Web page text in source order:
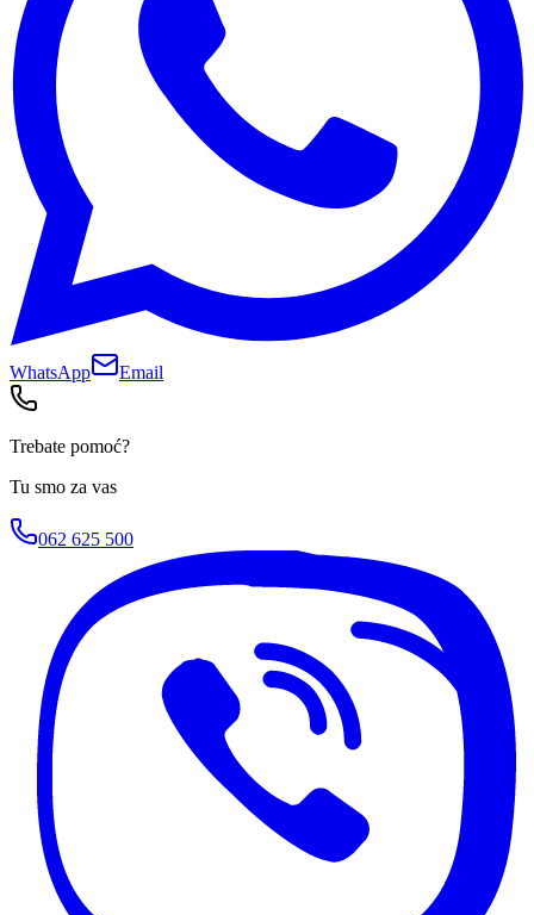
WhatsApp Email
Trebate pomoć?
Tu smo za vas
062 625 500